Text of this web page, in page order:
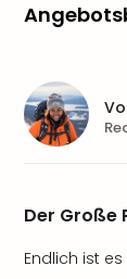
Der Große
Endlich ist